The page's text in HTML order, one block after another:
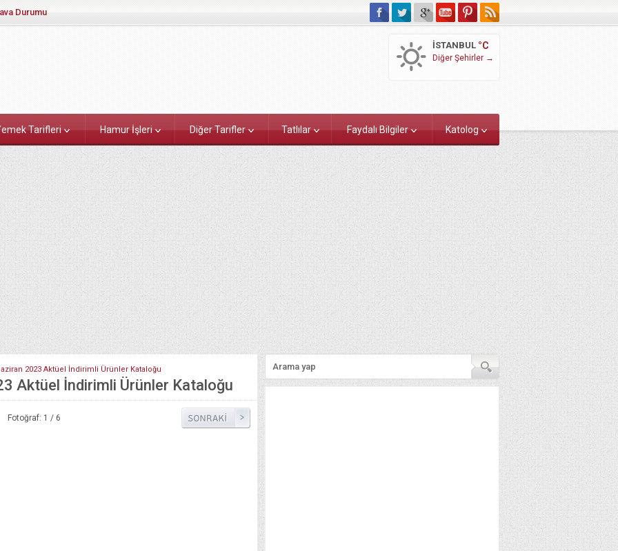
Durumu
İSTANBUL °C
Diğer Şehirler →
Tarifleri Hamur İşleri Diğer Tarifler Tatlılar Faydalı Bilgiler Katolog
2023 Aktüel İndirimli Ürünler Kataloğu
Aktüel İndirimli Ürünler Kataloğu
Fotoğraf: 1 / 6